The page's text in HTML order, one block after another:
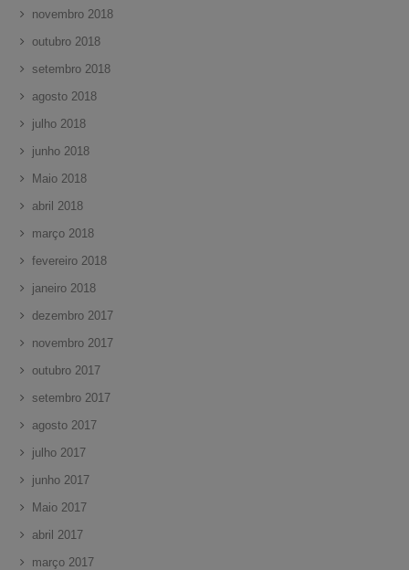
novembro 2018
outubro 2018
setembro 2018
agosto 2018
julho 2018
junho 2018
Maio 2018
abril 2018
março 2018
fevereiro 2018
janeiro 2018
dezembro 2017
novembro 2017
outubro 2017
setembro 2017
agosto 2017
julho 2017
junho 2017
Maio 2017
abril 2017
março 2017